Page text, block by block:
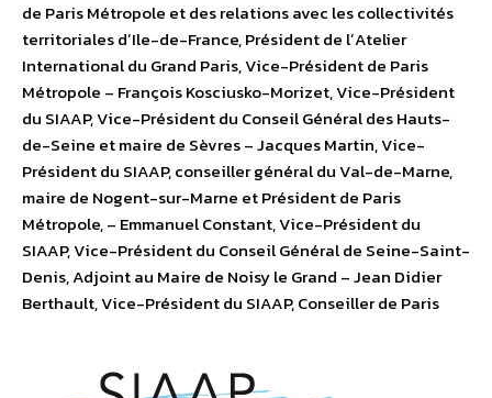
de Paris Métropole et des relations avec les collectivités
territoriales dʼIle-de-France, Président de lʼAtelier
International du Grand Paris, Vice-Président de Paris
Métropole – François Kosciusko-Morizet, Vice-Président
du SIAAP, Vice-Président du Conseil Général des Hauts-
de-Seine et maire de Sèvres – Jacques Martin, Vice-
Président du SIAAP, conseiller général du Val-de-Marne,
maire de Nogent-sur-Marne et Président de Paris
Métropole, – Emmanuel Constant, Vice-Président du
SIAAP, Vice-Président du Conseil Général de Seine-Saint-
Denis, Adjoint au Maire de Noisy le Grand – Jean Didier
Berthault, Vice-Président du SIAAP, Conseiller de Paris